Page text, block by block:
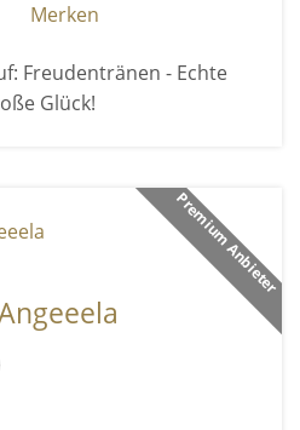
Merken
Freudentränen - Echte
Glück!
Premium Anbieter